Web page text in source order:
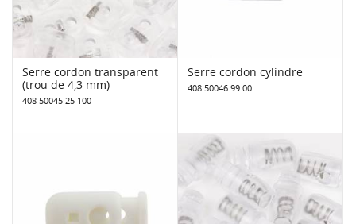
Serre cordon transparent
(trou de 4,3 mm)
408 50045 25 100
Serre cordon cylindre
408 50046 99 00